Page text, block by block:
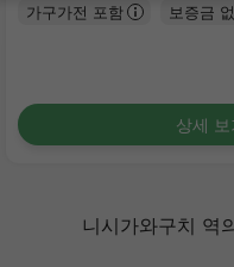
가구가전 포함 보증금
상세 보
니시가와구치 역